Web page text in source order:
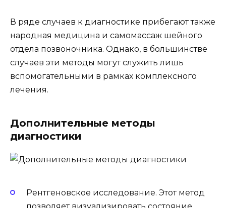
В ряде случаев к диагностике прибегают также
народная медицина и самомассаж шейного
отдела позвоночника. Однако, в большинстве
случаев эти методы могут служить лишь
вспомогательными в рамках комплексного
лечения.
Дополнительные методы
диагностики
Рентгеновское исследование. Этот метод
позволяет визуализировать состояние